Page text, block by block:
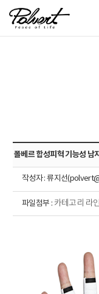
폴베르 합성피혁 기능성 남
작성자 : 류지선
파일첨부 : 카테고리 라